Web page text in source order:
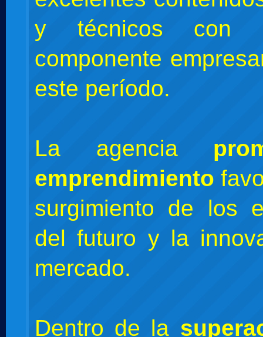
y técnicos con
componente
este período.
La agencia
emprendimiento
surgimiento de los
del futuro y la
mercado.
Dentro de la